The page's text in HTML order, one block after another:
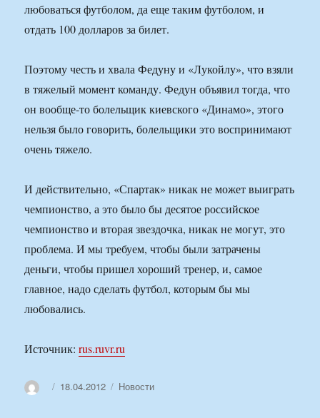
любоваться футболом, да еще таким футболом, и
отдать 100 долларов за билет.
Поэтому честь и хвала Федуну и «Лукойлу», что взяли
в тяжелый момент команду. Федун объявил тогда, что
он вообще-то болельщик киевского «Динамо», этого
нельзя было говорить, болельщики это воспринимают
очень тяжело.
И действительно, «Спартак» никак не может выиграть
чемпионство, а это было бы десятое российское
чемпионство и вторая звездочка, никак не могут, это
проблема. И мы требуем, чтобы были затрачены
деньги, чтобы пришел хороший тренер, и, самое
главное, надо сделать футбол, которым бы мы
любовались.
Источник:rus.ruvr.ru
АвторОпубликовано
18.04.2012 Рубрики
Новости